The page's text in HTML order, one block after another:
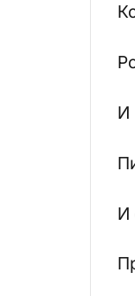
И
И